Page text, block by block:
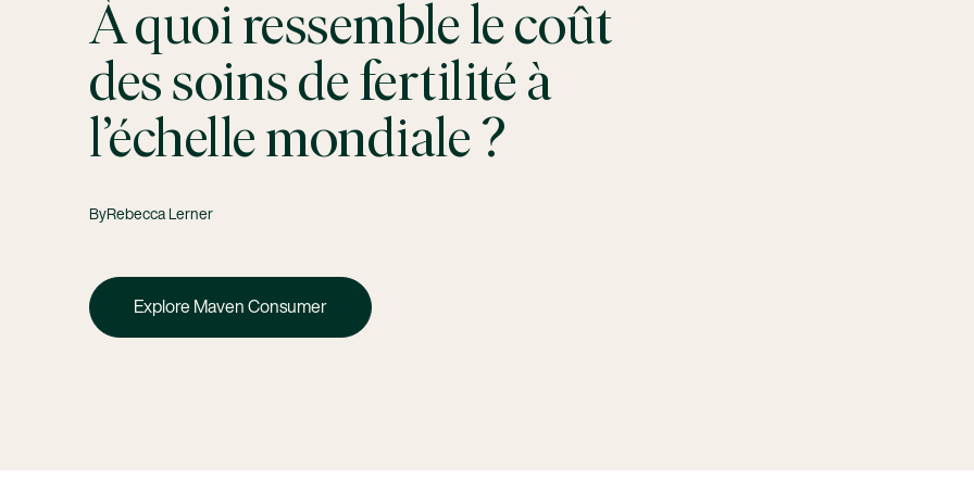
À quoi ressemble le coût
des soins de fertilité à
l’échelle mondiale ?
ByRebecca Lerner
Explore Maven Consumer